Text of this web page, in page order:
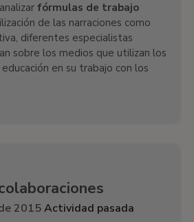
fórmulas de trabajo
de las narraciones como
diferentes especialistas
sobre los medios que utilizan los
en su trabajo con los
2015Actividad pasada